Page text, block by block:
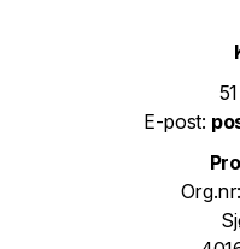
E-post: